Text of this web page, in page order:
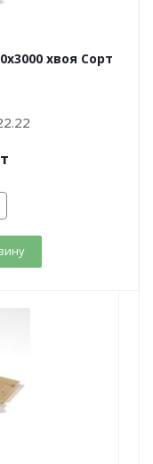
хвоя Сорт